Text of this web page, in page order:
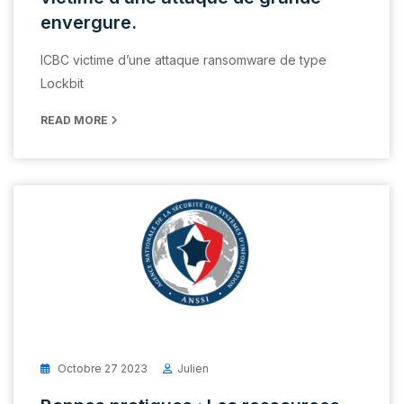
envergure.
ICBC victime d’une attaque ransomware de type
Lockbit
READ MORE
Octobre 27 2023 Julien